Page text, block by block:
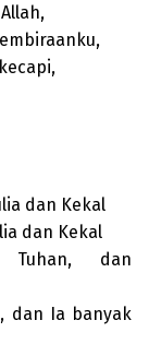
dan Kekal
dan Kekal
dan
dan Ia banyak